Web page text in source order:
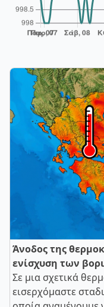
Άνοδος της
ενίσχυση των
Σε μια σχετικά
εισερχόμαστε